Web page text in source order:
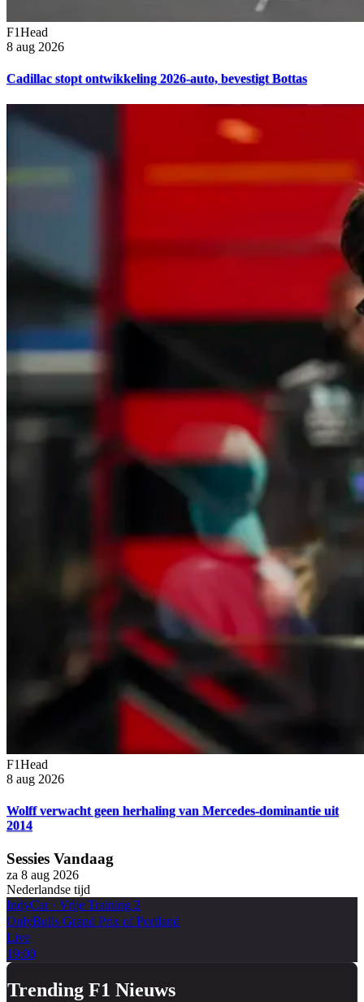
F1Head
8 aug 2026
Cadillac stopt ontwikkeling 2026-auto, bevestigt Bottas
F1Head
8 aug 2026
Wolff verwacht geen herhaling van Mercedes-dominantie uit
2014
Sessies Vandaag
za 8 aug 2026
Nederlandse tijd
IndyCar· Vrije Training 2
OnlyBulls Grand Prix of Portland
Live
19:00
Trending F1 Nieuws